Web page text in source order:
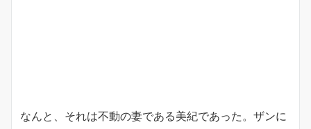
なんと、それは不動の妻である美紀であった。ザンに